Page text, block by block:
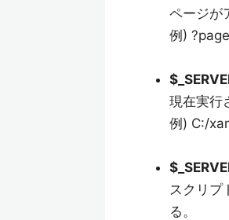
ページが
例)
現在実行
例) C:/
スクリプ
る。